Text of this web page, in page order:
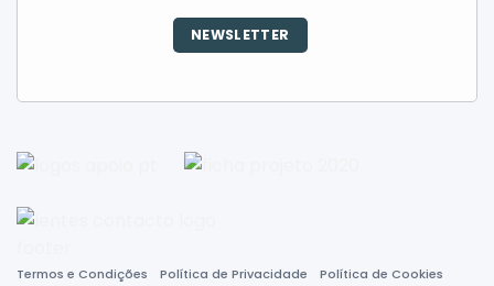
NEWSLETTER
Termos e Condições Política de Privacidade Política de Cookies